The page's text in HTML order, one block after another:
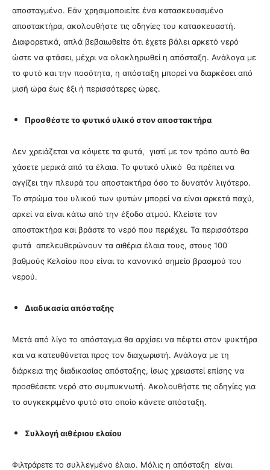
αποσταγμένο. Εάν χρησιμοποιείτε ένα κατασκευασμένο
αποστακτήρα, ακολουθήστε τις οδηγίες του κατασκευαστή.
Διαφορετικά, απλά βεβαιωθείτε ότι έχετε βάλει αρκετό νερό
ώστε να φτάσει, μέχρι να ολοκληρωθεί η απόσταξη. Ανάλογα με
το φυτό και την ποσότητα, η απόσταξη μπορεί να διαρκέσει από
μισή ώρα έως έξι ή περισσότερες ώρες.
Προσθέστε το φυτικό υλικό στον αποστακτήρα
Δεν χρειάζεται να κόψετε τα φυτά, γιατί με τον τρόπο αυτό θα
χάσετε μερικά από τα έλαια. Το φυτικό υλικό θα πρέπει να
αγγίζει την πλευρά του αποστακτήρα όσο το δυνατόν λιγότερο.
Το στρώμα του υλικού των φυτών μπορεί να είναι αρκετά παχύ,
αρκεί να είναι κάτω από την έξοδο ατμού. Κλείστε τον
αποστακτήρα και βράστε το νερό που περιέχει. Τα περισσότερα
φυτά απελευθερώνουν τα αιθέρια έλαια τους, στους 100
βαθμούς Κελσίου που είναι το κανονικό σημείο βρασμού του
νερού.
Διαδικασία απόσταξης
Μετά από λίγο το απόσταγμα θα αρχίσει να πέφτει στον ψυκτήρα
και να κατευθύνεται προς τον διαχωριστή. Ανάλογα με τη
διάρκεια της διαδικασίας απόσταξης, ίσως χρειαστεί επίσης να
προσθέσετε νερό στο συμπυκνωτή. Ακολουθήστε τις οδηγίες για
το συγκεκριμένο φυτό στο οποίο κάνετε απόσταξη.
Συλλογή αιθέριου ελαίου
Φιλτράρετε το συλλεγμένο έλαιο. Μόλις η απόσταξη είναι